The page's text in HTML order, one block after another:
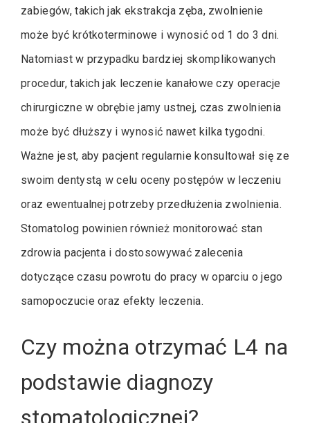
zabiegów, takich jak ekstrakcja zęba, zwolnienie
może być krótkoterminowe i wynosić od 1 do 3 dni.
Natomiast w przypadku bardziej skomplikowanych
procedur, takich jak leczenie kanałowe czy operacje
chirurgiczne w obrębie jamy ustnej, czas zwolnienia
może być dłuższy i wynosić nawet kilka tygodni.
Ważne jest, aby pacjent regularnie konsultował się ze
swoim dentystą w celu oceny postępów w leczeniu
oraz ewentualnej potrzeby przedłużenia zwolnienia.
Stomatolog powinien również monitorować stan
zdrowia pacjenta i dostosowywać zalecenia
dotyczące czasu powrotu do pracy w oparciu o jego
samopoczucie oraz efekty leczenia.
Czy można otrzymać L4 na
podstawie diagnozy